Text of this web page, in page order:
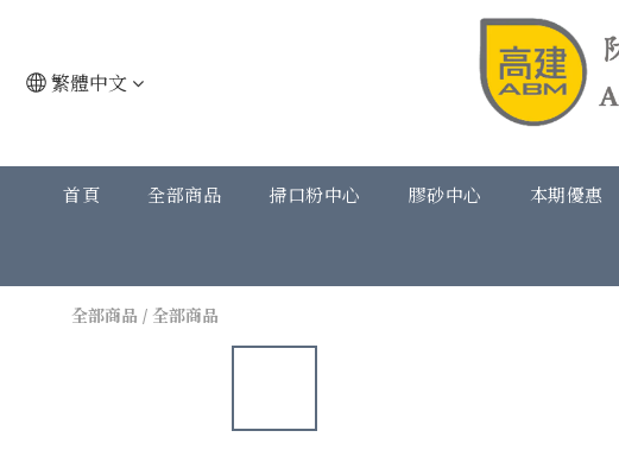
繁體中文
首頁 全部商品 掃口粉中心 膠砂中心 本期優惠
全部商品 / 全部商品